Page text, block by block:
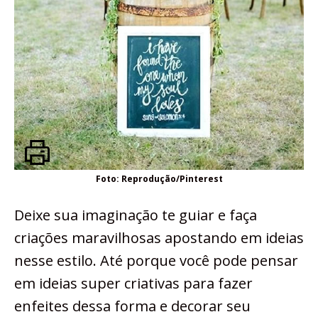
Foto: Reprodução/Pinterest
Deixe sua imaginação te guiar e faça
criações maravilhosas apostando em ideias
nesse estilo. Até porque você pode pensar
em ideias super criativas para fazer
enfeites dessa forma e decorar seu